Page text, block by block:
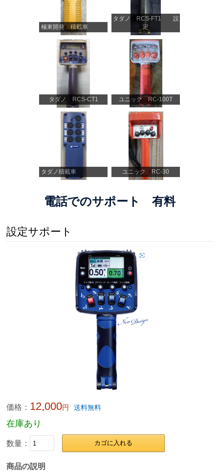
極東開発 積載車
タダノ RCS-FT1 設
定
タダノ RCS-CT1 ユニック RC-100T
タダノ積載車 ユニック RC-30
電話でのサポート 有料
設定サポート
価格： 12,000円 送料無料
在庫あり
数量： カゴに入れる
商品の説明